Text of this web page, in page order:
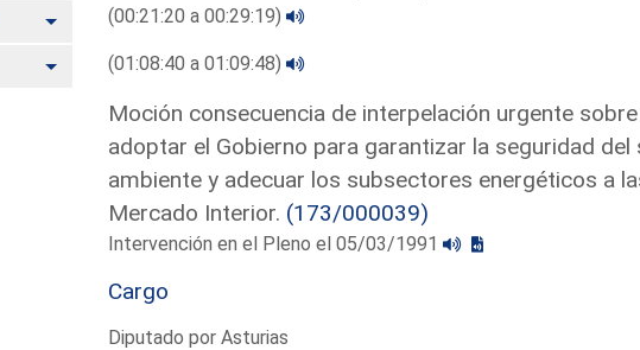
Alternar
Alternar
(00:21:20 a 00:29:19)
(01:08:40 a 01:09:48)
Moción consecuencia de interpelación urgente
adoptar el Gobierno para garantizar la seguridad
ambiente y adecuar los subsectores energéticos a
Mercado Interior. (173/000039)
Intervención en el Pleno el 05/03/1991
Cargo
Diputado por Asturias